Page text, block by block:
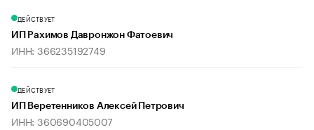
ДЕЙСТВУЕТ
ИП Рахимов Давронжон Фатоевич
ИНН: 366235192749
ДЕЙСТВУЕТ
ИП Веретенников Алексей Петрович
ИНН: 360690405007